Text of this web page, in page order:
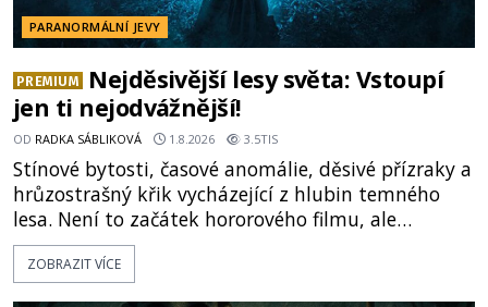
PARANORMÁLNÍ JEVY
PREMIUM
Nejděsivější lesy světa: Vstoupí
jen ti nejodvážnější!
OD RADKA SÁBLIKOVÁ 1.8.2026 3.5TIS
Stínové bytosti, časové anomálie, děsivé přízraky a
hrůzostrašný křik vycházející z hlubin temného
lesa. Není to začátek hororového filmu, ale
události, které popisují návštěvníci lesů, které jsou
označovány jako nejděsivější na světě. Lidé bydlící
ZOBRAZIT VÍCE